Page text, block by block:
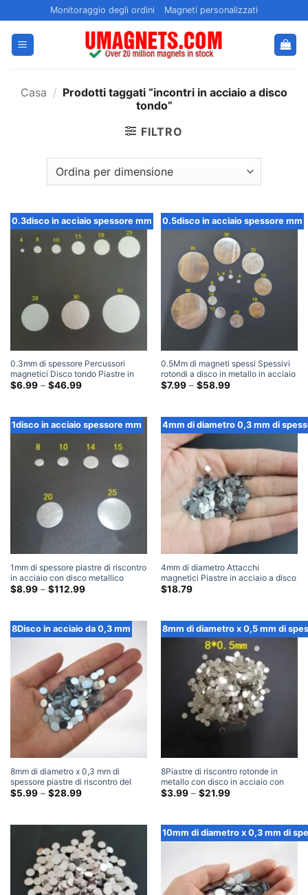
ai
contenuti
Monitoraggio degli ordini Magneti personalizzati
Casa / Prodotti taggati “incontri in acciaio a disco
tondo”
FILTRO
0.3disco in acciaio spessore mm
0.3mm di spessore Percussori
magnetici Disco tondo Piastre in
acciaio 1000 pezzi
$6.99 – $46.99Fascia
Attraverso
$46.99
0.5disco in acciaio spessore mm
0.5Mm di magneti spessi Spessivi
rotondi a disco in metallo in acciaio
piastre di attacco (500 Pacchetto)
$7.99 – $58.99Fascia
Attraverso
$58.99
1disco in acciaio spessore mm
1mm di spessore piastre di riscontro
in acciaio con disco metallico
rotondo (500 Pacchetto)
$8.99 – $112.99Fascia
Attraverso
$112.99
4mm di diametro 0,3 mm di
4mm di diametro Attacchi
magnetici Piastre in acciaio a disco
tondo 1000 pezzi
$18.79
8Disco in acciaio da 0,3 mm
8mm di diametro x 0,3 mm di
spessore piastre di riscontro del
disco in acciaio con disco in
$5.99 – $28.99Fascia
Attraverso
$28.99
8mm di diametro x 0,5 mm di
8Piastre di riscontro rotonde in
metallo con disco in acciaio con
disco in acciaio di diametro mm x
$3.99 – $21.99Fascia
Attraverso
$21.99
10mm di diametro x 0,3 mm di